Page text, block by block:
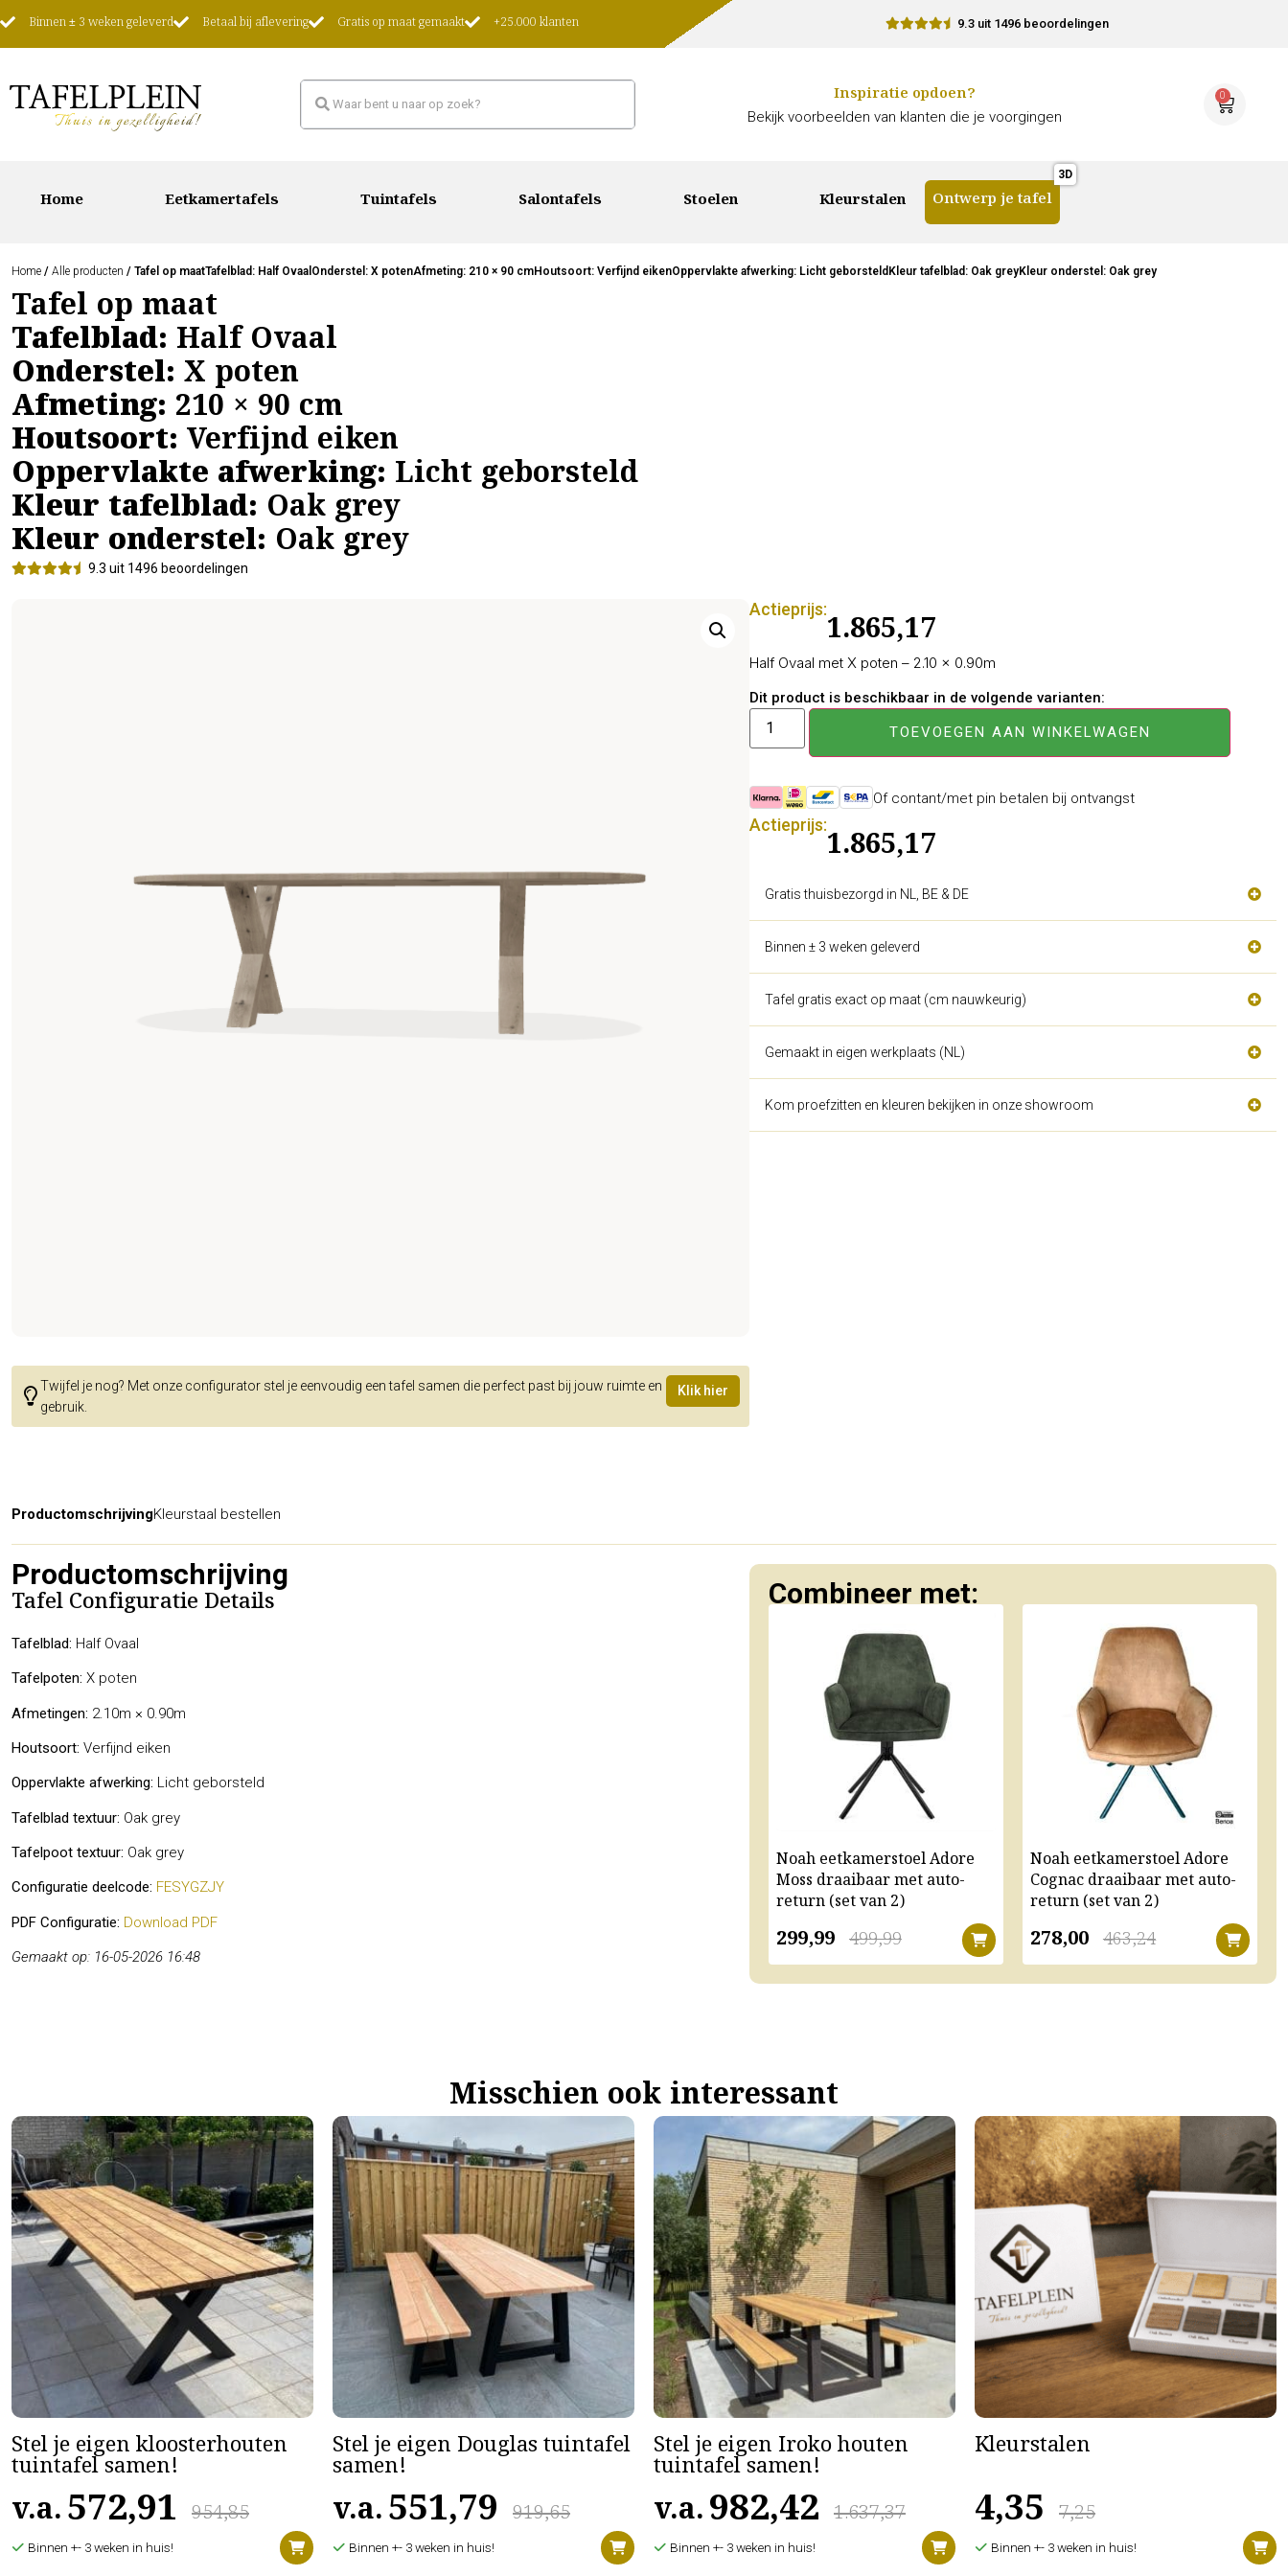
Binnen ± 3 weken geleverd Betaal bij aflevering Gratis op maat gemaakt +25.000 klanten 9.3 uit 1496 beoordelingen
Inspiratie opdoen?
Bekijk voorbeelden van klanten die je voorgingen
0
Home Eetkamertafels Tuintafels Salontafels Stoelen Kleurstalen Ontwerp je tafel
Home / Alle producten / Tafel op maatTafelblad: Half OvaalOnderstel: X potenAfmeting: 210 × 90 cmHoutsoort: Verfijnd eikenOppervlakte afwerking: Licht geborsteldKleur tafelblad: Oak greyKleur onderstel: Oak grey
Tafel op maat
Tafelblad: Half Ovaal
Onderstel: X poten
Afmeting: 210 × 90 cm
Houtsoort: Verfijnd eiken
Oppervlakte afwerking: Licht geborsteld
Kleur tafelblad: Oak grey
Kleur onderstel: Oak grey
9.3 uit 1496 beoordelingen
Twijfel je nog? Met onze configurator stel je eenvoudig een tafel samen die perfect past bij jouw ruimte en
gebruik.
Klik hier
Actieprijs:
1.865,17
Half Ovaal met X poten – 2.10 × 0.90m
Dit product is beschikbaar in de volgende varianten:
TOEVOEGEN AAN WINKELWAGEN
Of contant/met pin betalen bij ontvangst
Actieprijs:
1.865,17
Gratis thuisbezorgd in NL, BE & DE
Binnen ± 3 weken geleverd
Tafel gratis exact op maat (cm nauwkeurig)
Gemaakt in eigen werkplaats (NL)
Kom proefzitten en kleuren bekijken in onze showroom
ProductomschrijvingKleurstaal bestellen
Productomschrijving
Tafel Configuratie Details
Tafelblad: Half Ovaal
Tafelpoten: X poten
Afmetingen: 2.10m × 0.90m
Houtsoort: Verfijnd eiken
Oppervlakte afwerking: Licht geborsteld
Tafelblad textuur: Oak grey
Tafelpoot textuur: Oak grey
Configuratie deelcode: FESYGZJY
PDF Configuratie: Download PDF
Gemaakt op: 16-05-2026 16:48
Combineer met:
Noah eetkamerstoel Adore
Moss draaibaar met auto-
return (set van 2)
499,99
299,99
Noah eetkamerstoel Adore
Cognac draaibaar met auto-
return (set van 2)
463,24
278,00
Misschien ook interessant
Stel je eigen kloosterhouten
tuintafel samen!
v.a. 954,85
572,91
Binnen +- 3 weken in huis!
Stel je eigen Douglas tuintafel
samen!
v.a. 919,65
551,79
Binnen +- 3 weken in huis!
Stel je eigen Iroko houten
tuintafel samen!
v.a. 1.637,37
982,42
Binnen +- 3 weken in huis!
Kleurstalen
7,25
4,35
Binnen +- 3 weken in huis!